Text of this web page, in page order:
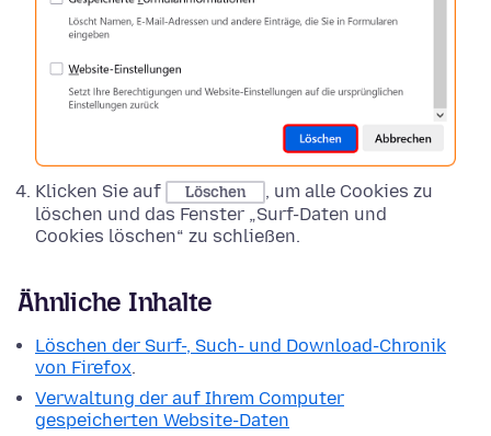
Klicken Sie auf Löschen
, um alle Cookies zu
löschen und das Fenster „Surf-Daten und
Cookies löschen“ zu schließen.
Ähnliche Inhalte
Löschen der Surf-, Such- und Download-Chronik
von Firefox.
Verwaltung der auf Ihrem Computer
gespeicherten Website-Daten